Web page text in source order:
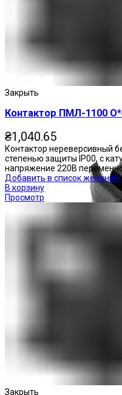
Закрыть
Контактор ПМЛ-1100
₴1,040.65
Контактор нереверсивный
степенью защиты IP00, с
напряжение 220В
Добавить в список желаний
В корзину
Просмотр
Закрыть